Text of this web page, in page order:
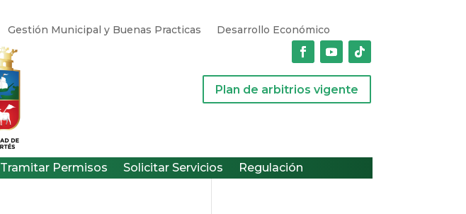
Gestión Municipal y Buenas Practicas
Desarrollo Económico
Plan de arbitrios vigente
Tramitar Permisos Solicitar Servicios Regulación